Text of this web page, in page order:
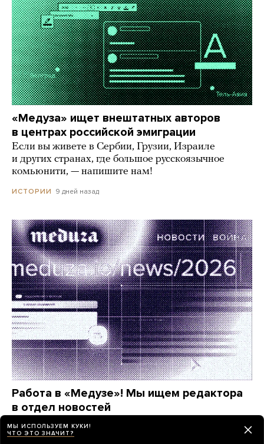
«Медуза» ищет внештатных авторов
в центрах российской эмиграции
Если вы живете в Сербии, Грузии, Израиле
и других странах, где большое русскоязычное
комьюнити, — напишите нам!
ИСТОРИИ 9 дней назад
Работа в «Медузе»! Мы ищем редактора
в отдел новостей
ИСТОРИИ месяц назад
МЫ ИСПОЛЬЗУЕМ КУКИ!
ЧТО ЭТО ЗНАЧИТ?